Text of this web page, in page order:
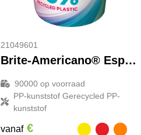
21049601
Brite-Americano® Espresso Eco 250 ml geïsoleerde beker
90000op voorraad
PP-kunststof Gerecycled PP-
kunststof
vanaf €